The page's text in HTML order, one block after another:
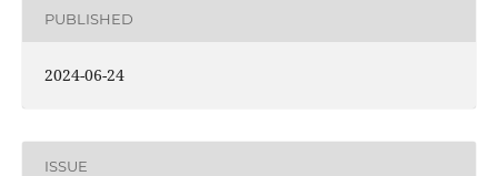
PUBLISHED
2024-06-24
ISSUE